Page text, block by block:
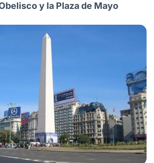
y la Plaza de Mayo